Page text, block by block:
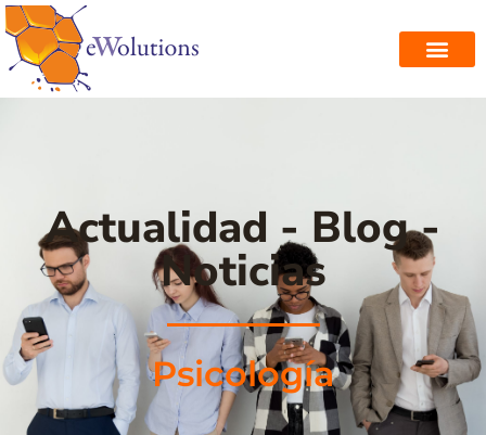
Actualidad - Blog -
Noticias
Psicología